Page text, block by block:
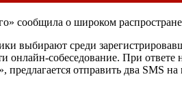
сообщила о широком
выбирают среди
онлайн-собеседование. При ответе
предлагается отправить два